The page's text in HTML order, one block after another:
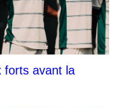
forts avant la